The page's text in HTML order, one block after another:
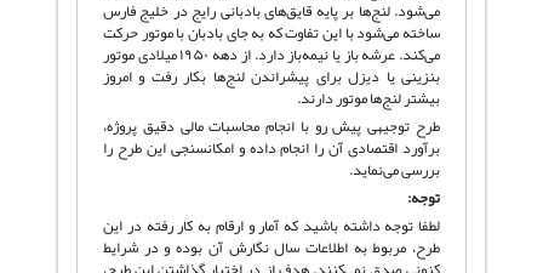
می‌شود. لنج‌ها بر پایه قایق‌های بادبانی رایج در خلیج فارس
ساخته می‌شود با این تفاوت که به جای بادبان با موتور حرکت
می‌کند. عرشه باز یا نیمه‌باز دارد. از دهه ۱۹۵۰ میلادی موتور
بنزینی یا دیزل برای پیشراندن لنج‌ها بکار رفت و امروز
بیشتر لنج‌ها موتور دارند.
طرح توجیهی پیش رو با انجام محاسبات مالی دقیق پروژه،
برآورد اقتصادی آن را انجام داده و امکانسنجی این طرح را
بررسی می‌نماید.
توجه:
لطفا توجه داشته باشید که آمار و ارقام به کار رفته در این
طرح، مربوط به اطلاعات سال نگارش آن بوده و در شرایط